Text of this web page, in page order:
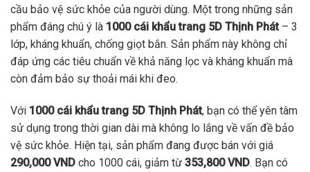
cầu bảo vệ sức khỏe của người dùng. Một trong những sản
phẩm đáng chú ý là 1000 cái khẩu trang 5D Thịnh Phát– 3
lớp, kháng khuẩn, chống giọt bắn. Sản phẩm này không chỉ
đáp ứng các tiêu chuẩn về khả năng lọc và kháng khuẩn mà
còn đảm bảo sự thoải mái khi đeo.
Với 1000 cái khẩu trang 5D Thịnh Phát, bạn có thể yên tâm
sử dụng trong thời gian dài mà không lo lắng về vấn đề bảo
vệ sức khỏe. Hiện tại, sản phẩm đang được bán với giá
290,000 VND cho 1000 cái, giảm từ 353,800 VND. Bạn có